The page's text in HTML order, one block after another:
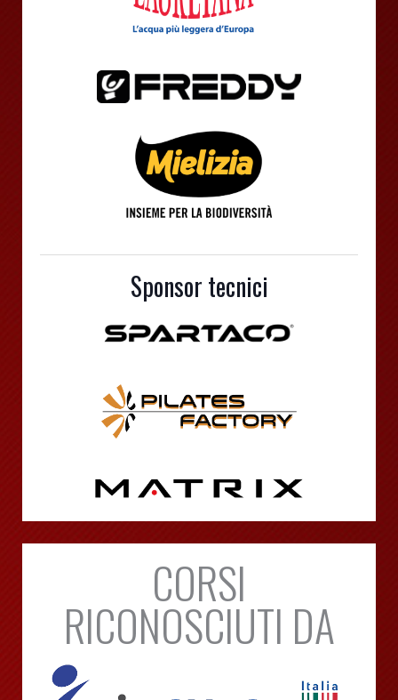
Sponsor tecnici
CORSI
RICONOSCIUTI DA